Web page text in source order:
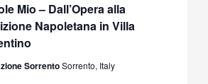
Mio – Dall’Opera alla
Napoletana in Villa
Mio
–
Dall’Opera
Napoletana
SorrentoSorrento, Italy